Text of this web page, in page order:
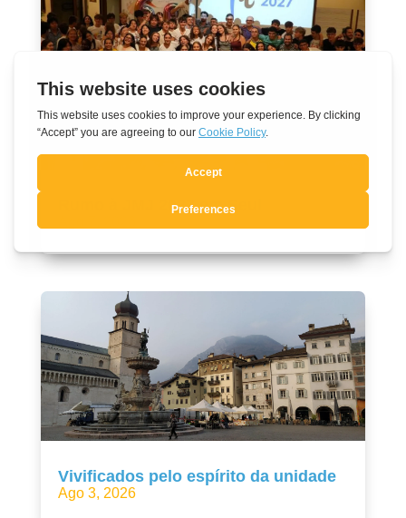
Rumo à JMJ 2027 em Seul
Vivificados pelo espírito da unidade
Ago 3, 2026